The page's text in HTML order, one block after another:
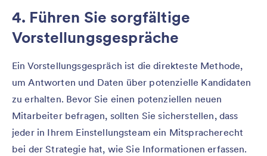
4. Führen Sie sorgfältige
Vorstellungsgespräche
Ein Vorstellungsgespräch ist die direkteste Methode,
um Antworten und Daten über potenzielle Kandidaten
zu erhalten. Bevor Sie einen potenziellen neuen
Mitarbeiter befragen, sollten Sie sicherstellen, dass
jeder in Ihrem Einstellungsteam ein Mitspracherecht
bei der Strategie hat, wie Sie Informationen erfassen.